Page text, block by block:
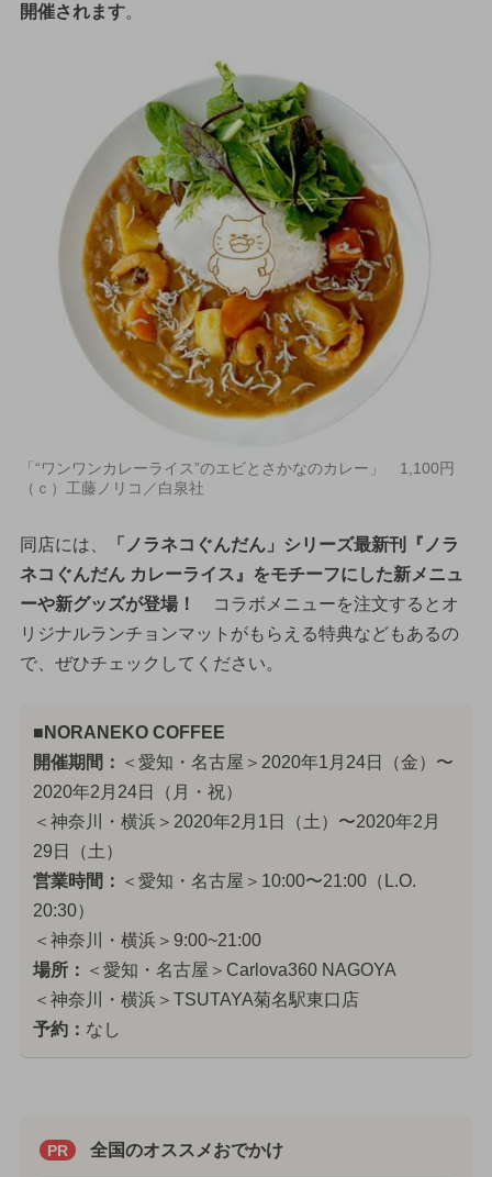
開催されます。
「“ワンワンカレーライス”のエビとさかなのカレー」 1,100円
（ｃ）工藤ノリコ／白泉社
同店には、
「ノラネコぐんだん」シリーズ最新刊『ノラ
ネコぐんだん カレーライス』をモチーフにした新メニュ
ーや新グッズが登場！
コラボメニューを注文するとオ
リジナルランチョンマットがもらえる特典などもあるの
で、ぜひチェックしてください。
■NORANEKO COFFEE
開催期間： ＜愛知・名古屋＞2020年1月24日（金）〜
2020年2月24日（月・祝）
＜神奈川・横浜＞2020年2月1日（土）〜2020年2月
29日（土）
営業時間： ＜愛知・名古屋＞10:00〜21:00（L.O.
20:30）
＜神奈川・横浜＞9:00~21:00
場所： ＜愛知・名古屋＞Carlova360 NAGOYA
＜神奈川・横浜＞TSUTAYA菊名駅東口店
予約： なし
PR 全国のオススメおでかけ